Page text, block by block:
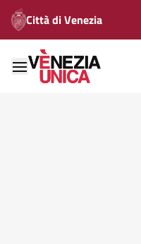
Città di Venezia